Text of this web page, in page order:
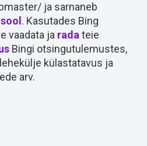
ja sarnaneb
. Kasutades Bing
vaadata ja rada teie
Bingi otsingutulemustes,
külastatavus ja
arv.